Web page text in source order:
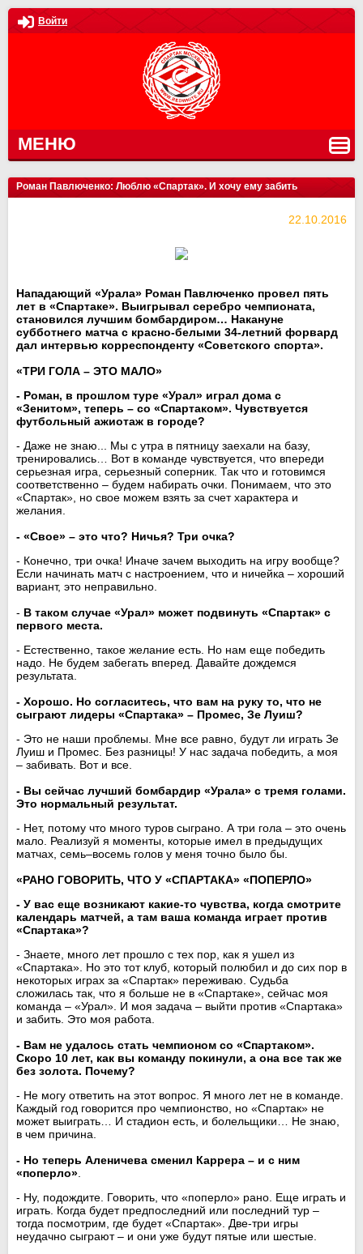
Войти
МЕНЮ
Роман Павлюченко: Люблю «Спартак». И хочу ему забить
22.10.2016
Нападающий «Урала» Роман Павлюченко провел пять
лет в «Спартаке». Выигрывал серебро чемпионата,
становился лучшим бомбардиром… Накануне
субботнего матча с красно-белыми 34-летний форвард
дал интервью корреспонденту «Советского спорта».
«ТРИ ГОЛА – ЭТО МАЛО»
- Роман, в прошлом туре «Урал» играл дома с
«Зенитом», теперь – со «Спартаком». Чувствуется
футбольный ажиотаж в городе?
- Даже не знаю... Мы с утра в пятницу заехали на базу,
тренировались… Вот в команде чувствуется, что впереди
серьезная игра, серьезный соперник. Так что и готовимся
соответственно – будем набирать очки. Понимаем, что это
«Спартак», но свое можем взять за счет характера и
желания.
- «Свое» – это что? Ничья? Три очка?
- Конечно, три очка! Иначе зачем выходить на игру вообще?
Если начинать матч с настроением, что и ничейка – хороший
вариант, это неправильно.
- В таком случае «Урал» может подвинуть «Спартак» с
первого места.
- Естественно, такое желание есть. Но нам еще победить
надо. Не будем забегать вперед. Давайте дождемся
результата.
- Хорошо. Но согласитесь, что вам на руку то, что не
сыграют лидеры «Спартака» – Промес, Зе Луиш?
- Это не наши проблемы. Мне все равно, будут ли играть Зе
Луиш и Промес. Без разницы! У нас задача победить, а моя
– забивать. Вот и все.
- Вы сейчас лучший бомбардир «Урала» с тремя голами.
Это нормальный результат.
- Нет, потому что много туров сыграно. А три гола – это очень
мало. Реализуй я моменты, которые имел в предыдущих
матчах, семь–восемь голов у меня точно было бы.
«РАНО ГОВОРИТЬ, ЧТО У «СПАРТАКА» «ПОПЕРЛО»
- У вас еще возникают какие-то чувства, когда смотрите
календарь матчей, а там ваша команда играет против
«Спартака»?
- Знаете, много лет прошло с тех пор, как я ушел из
«Спартака». Но это тот клуб, который полюбил и до сих пор в
некоторых играх за «Спартак» переживаю. Судьба
сложилась так, что я больше не в «Спартаке», сейчас моя
команда – «Урал». И моя задача – выйти против «Спартака»
и забить. Это моя работа.
- Вам не удалось стать чемпионом со «Спартаком».
Скоро 10 лет, как вы команду покинули, а она все так же
без золота. Почему?
- Не могу ответить на этот вопрос. Я много лет не в команде.
Каждый год говорится про чемпионство, но «Спартак» не
может выиграть… И стадион есть, и болельщики… Не знаю,
в чем причина.
- Но теперь Аленичева сменил Каррера – и с ним
«поперло»
- Ну, подождите. Говорить, что «поперло» рано. Еще играть и
играть. Когда будет предпоследний или последний тур –
тогда посмотрим, где будет «Спартак». Две-три игры
неудачно сыграют – и они уже будут пятые или шестые.